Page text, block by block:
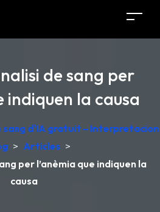
de sang per
indiquen la causa
d'IA gratuit –
> Articles >
per l’anèmia que indiquen la
causa